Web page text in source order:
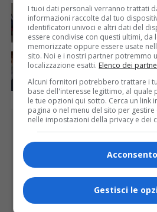
ATTUALITÀ 5 giorni fa
Festa Walser delle genti
ATTUALITÀ 7 giorni fa
Auguri alla centenaria Piera
PUBBLICITÀ
I tuoi dati personali verranno trattati
informazioni raccolte dal tuo
identificatori univoci e altri dati del
essere condivise con questi ultimi, da
memorizzate oppure essere usate
sito. Noi e i nostri partner potremmo
localizzazione esatti. Elenco dei
Alcuni fornitori potrebbero trattare i
base dell'interesse legittimo, al
le tue opzioni qui sotto. Cerca un link
pagina o nel menu del sito per
nelle impostazioni della privacy e dei
Acconsento
Gestisci le